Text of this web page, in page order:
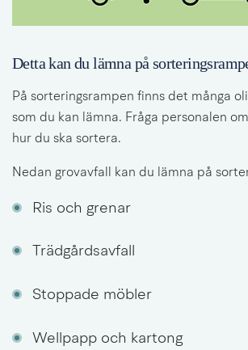
Detta kan du lämna på
På sorteringsrampen finns det många
som du kan lämna. Fråga personalen
hur du ska sortera.
Nedan grovavfall kan du lämna på
Ris och grenar
Trädgårdsavfall
Stoppade möbler
Wellpapp och kartong